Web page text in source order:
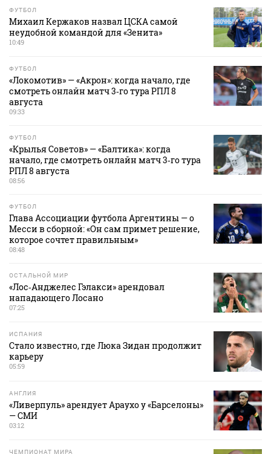
ФУТБОЛ
Михаил Кержаков назвал ЦСКА самой
неудобной командой для «Зенита»
10:49
ФУТБОЛ
«Локомотив» — «Акрон»: когда начало, где
смотреть онлайн матч 3‑го тура РПЛ 8
августа
09:33
ФУТБОЛ
«Крылья Советов» — «Балтика»: когда
начало, где смотреть онлайн матч 3‑го тура
РПЛ 8 августа
08:56
ФУТБОЛ
Глава Ассоциации футбола Аргентины — о
Месси в сборной: «Он сам примет решение,
которое сочтет правильным»
08:48
ОСТАЛЬНОЙ МИР
«Лос‑Анджелес Гэлакси» арендовал
нападающего Лосано
07:25
ИСПАНИЯ
Стало известно, где Люка Зидан продолжит
карьеру
05:59
АНГЛИЯ
«Ливерпуль» арендует Араухо у «Барселоны»
— СМИ
03:12
ЧЕМПИОНАТ МИРА